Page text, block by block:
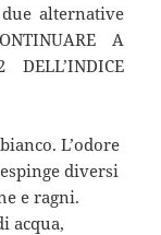
alternative
A
L’odore
diversi
e ragni.
acqua,